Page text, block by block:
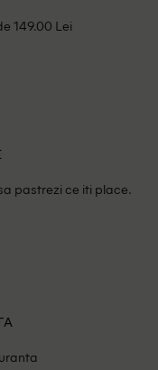
149.00 Lei
pastrezi ce iti place.